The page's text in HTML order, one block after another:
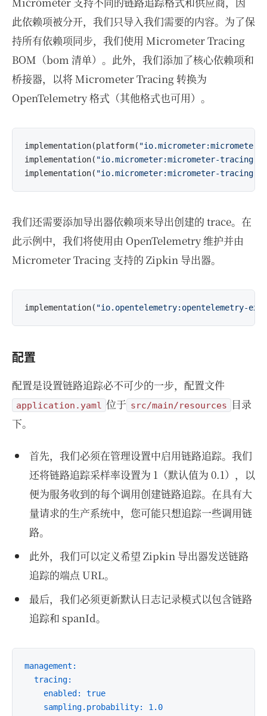
此依赖项被分开，我们只导入我们需要的内容。为了保
持所有依赖项同步，我们使用 Micrometer Tracing
BOM（bom 清单）。此外，我们添加了核心依赖项和
桥接器，以将 Micrometer Tracing 转换为
OpenTelemetry 格式（其他格式也可用）。
implementation(platform(
implementation( "io.micrometer:micrometer-tracing"
implementation( "io.micrometer:micrometer-tracing-
我们还需要添加导出器依赖项来导出创建的 trace。在
此示例中，我们将使用由 OpenTelemetry 维护并由
Micrometer Tracing 支持的 Zipkin 导出器。
implementation( "io.opentelemetry:opentelemetry-
配置
配置是设置链路追踪必不可少的一步，配置文件
application.yaml 位于 src/main/resources
目录
下。
首先，我们必须在管理设置中启用链路追踪。我们
还将链路追踪采样率设置为 1（默认值为 0.1），以
便为服务收到的每个调用创建链路追踪。在具有大
量请求的生产系统中，您可能只想追踪一些调用链
路。
此外，我们可以定义希望 Zipkin 导出器发送链路
追踪的端点 URL。
最后，我们必须更新默认日志记录模式以包含链路
追踪和 spanId。
management:
tracing:
enabled:
true
sampling.probability:
1.0